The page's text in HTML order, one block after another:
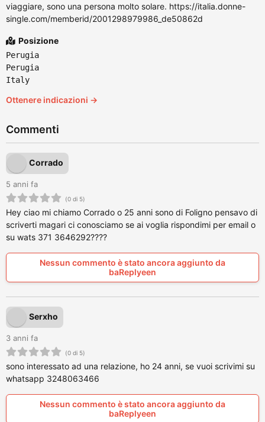
viaggiare, sono una persona molto solare. https://italia.donne-
single.com/memberid/2001298979986_de50862d
Posizione
Perugia
Perugia
Italy
Ottenere indicazioni →
Commenti
Corrado
5 anni fa
(0 di 5)
Hey ciao mi chiamo Corrado o 25 anni sono di Foligno pensavo di
scriverti magari ci conosciamo se ai voglia rispondimi per email o
su wats 371 3646292????
Nessun commento è stato ancora aggiunto da
baReplyeen
Serxho
3 anni fa
(0 di 5)
sono interessato ad una relazione, ho 24 anni, se vuoi scrivimi su
whatsapp 3248063466
Nessun commento è stato ancora aggiunto da
baReplyeen